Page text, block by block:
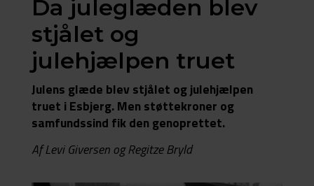
Da juleglæden blev
stjålet og
julehjælpen truet
Julens glæde blev stjålet og julehjælpen
truet i Esbjerg. Men støttekroner og
samfundssind fik den genoprettet.
Af Levi Giversen og Regitze Bryld